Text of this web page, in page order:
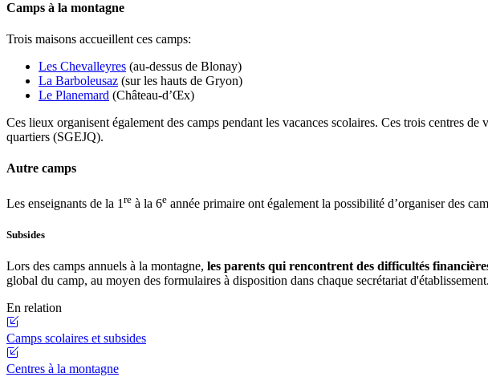
Camps à la montagne
Trois maisons accueillent ces camps:
Les Chevalleyres (au-dessus de Blonay)
La Barboleusaz (sur les hauts de Gryon)
Le Planemard (Château-d’Œx)
Ces lieux organisent également des camps pendant les vacances scolaires. Ces trois centres
quartiers (SGEJQ).
Autre camps
Les enseignants de la 1 re à la 6e année primaire ont également la possibilité d’organiser des
Subsides
Lors des camps annuels à la montagne, les parents qui rencontrent des difficultés
global du camp, au moyen des formulaires à disposition dans chaque secrétariat d'établissement.
En relation
Camps scolaires et subsides
Centres à la montagne